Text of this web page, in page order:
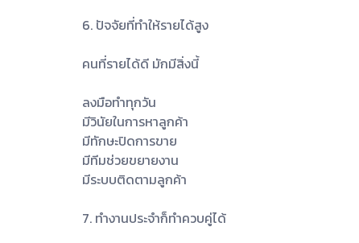
6. ปัจจัยที่ทำให้รายได้สูง
คนที่รายได้ดี มักมีสิ่งนี้
ลงมือทำทุกวัน
มีวินัยในการหาลูกค้า
มีทักษะปิดการขาย
มีทีมช่วยขยายงาน
มีระบบติดตามลูกค้า
7. ทำงานประจำก็ทำควบคู่ได้